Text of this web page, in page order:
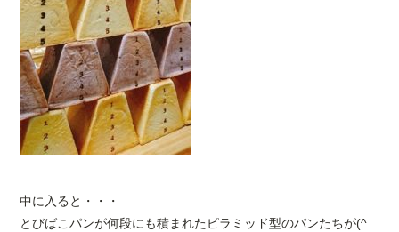
中に入ると・・・
とびばこパンが何段にも積まれたピラミッド型のパンたちが(^